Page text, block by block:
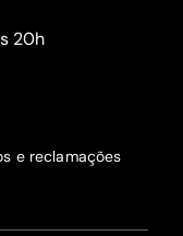
20h
e reclamações